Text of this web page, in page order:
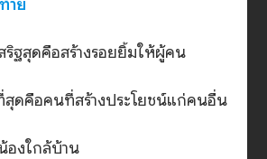
าย
ริฐสุดคือสร้างรอยยิ้มให้ผู้คน
สุดคือคนที่สร้างประโยชน์แก่คนอื่น
องใกล้บ้าน